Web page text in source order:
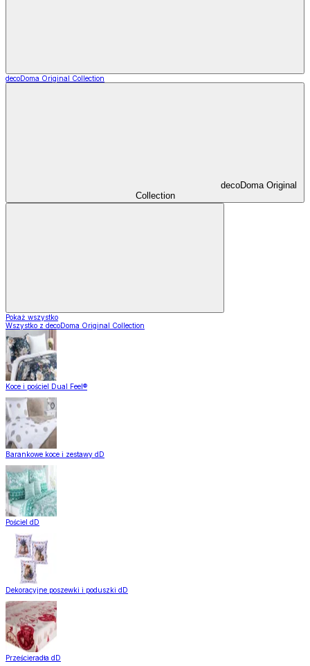
decoDoma Original Collection
decoDoma Original
Collection
Pokaż wszystko
Wszystko z decoDoma Original Collection
Koce i pościel Dual Feel®
Barankowe koce i zestawy dD
Pościel dD
Dekoracyjne poszewki i poduszki dD
Prześcieradła dD